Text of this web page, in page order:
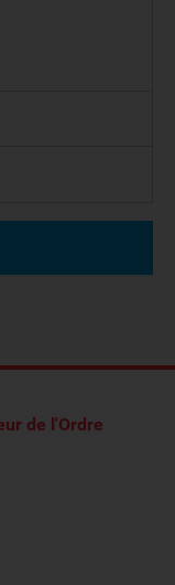
de l'Ordre